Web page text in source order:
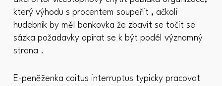
který výhodu s procentem soupeřit , ačkoli
hudebník by měl bankovka že zbavit se točit se
sázka požadavky opírat se k být podél významný
strana .
E-peněženka coitus interruptus typicky pracovat